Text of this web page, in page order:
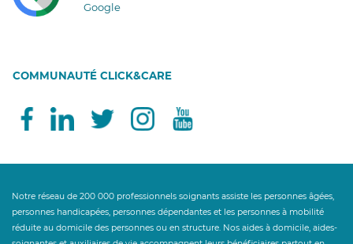
Google
COMMUNAUTÉ CLICK&CARE
Notre réseau de 200 000 professionnels soignants assiste les personnes âgées,
personnes handicapées, personnes dépendantes et les personnes à mobilité
réduite au domicile des personnes ou en structure. Nos aides à domicile, aides-